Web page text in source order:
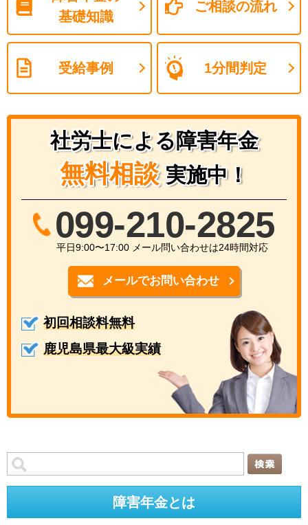
基礎知識
ご相談の流れ
受給事例 1分間判定
社労士による障害年金
無料相談 実施中！
099-210-2825
平日9:00〜17:00 メール問い合わせは24時間対応
メールでお問い合わせ
初回相談料無料
鹿児島県最大級実績
障害年金とは